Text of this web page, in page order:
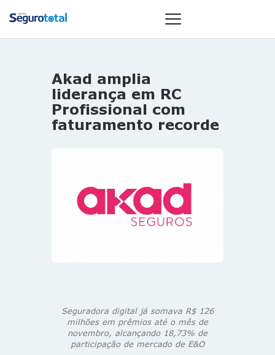
NOTÍCIAS
REVISTA
ESPECIAIS
MULHERES
GESTORAS
Akad amplia
liderança em RC
Profissional com
faturamento recorde
Seguradora digital já somava R$ 126
milhões em prêmios até o mês de
novembro, alcançando 18,73% de
participação de mercado de E&O